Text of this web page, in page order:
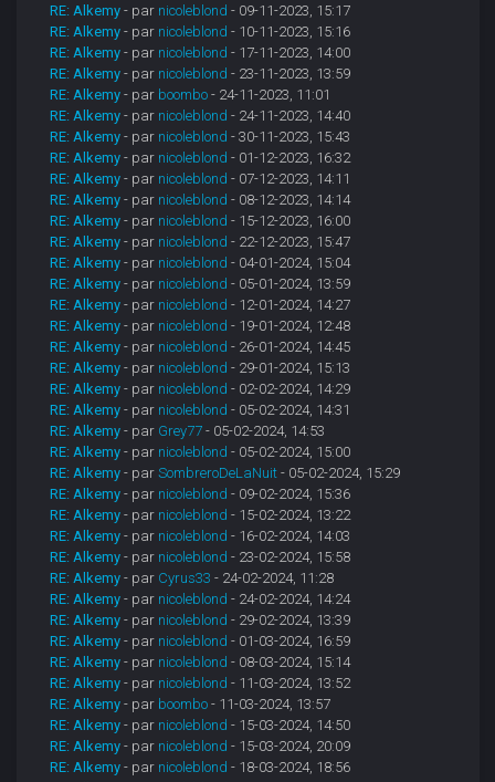
RE: Alkemy - par nicoleblond - 09-11-2023, 15:17
RE: Alkemy - par nicoleblond - 10-11-2023, 15:16
RE: Alkemy - par nicoleblond - 17-11-2023, 14:00
RE: Alkemy - par nicoleblond - 23-11-2023, 13:59
RE: Alkemy - par boombo - 24-11-2023, 11:01
RE: Alkemy - par nicoleblond - 24-11-2023, 14:40
RE: Alkemy - par nicoleblond - 30-11-2023, 15:43
RE: Alkemy - par nicoleblond - 01-12-2023, 16:32
RE: Alkemy - par nicoleblond - 07-12-2023, 14:11
RE: Alkemy - par nicoleblond - 08-12-2023, 14:14
RE: Alkemy - par nicoleblond - 15-12-2023, 16:00
RE: Alkemy - par nicoleblond - 22-12-2023, 15:47
RE: Alkemy - par nicoleblond - 04-01-2024, 15:04
RE: Alkemy - par nicoleblond - 05-01-2024, 13:59
RE: Alkemy - par nicoleblond - 12-01-2024, 14:27
RE: Alkemy - par nicoleblond - 19-01-2024, 12:48
RE: Alkemy - par nicoleblond - 26-01-2024, 14:45
RE: Alkemy - par nicoleblond - 29-01-2024, 15:13
RE: Alkemy - par nicoleblond - 02-02-2024, 14:29
RE: Alkemy - par nicoleblond - 05-02-2024, 14:31
RE: Alkemy - par Grey77 - 05-02-2024, 14:53
RE: Alkemy - par nicoleblond - 05-02-2024, 15:00
RE: Alkemy - parSombreroDeLaNuit - 05-02-2024, 15:29
RE: Alkemy - par nicoleblond - 09-02-2024, 15:36
RE: Alkemy - par nicoleblond - 15-02-2024, 13:22
RE: Alkemy - par nicoleblond - 16-02-2024, 14:03
RE: Alkemy - par nicoleblond - 23-02-2024, 15:58
RE: Alkemy - par Cyrus33 - 24-02-2024, 11:28
RE: Alkemy - par nicoleblond - 24-02-2024, 14:24
RE: Alkemy - par nicoleblond - 29-02-2024, 13:39
RE: Alkemy - par nicoleblond - 01-03-2024, 16:59
RE: Alkemy - par nicoleblond - 08-03-2024, 15:14
RE: Alkemy - par nicoleblond - 11-03-2024, 13:52
RE: Alkemy - par boombo - 11-03-2024, 13:57
RE: Alkemy - par nicoleblond - 15-03-2024, 14:50
RE: Alkemy - par nicoleblond - 15-03-2024, 20:09
RE: Alkemy - par nicoleblond - 18-03-2024, 18:56